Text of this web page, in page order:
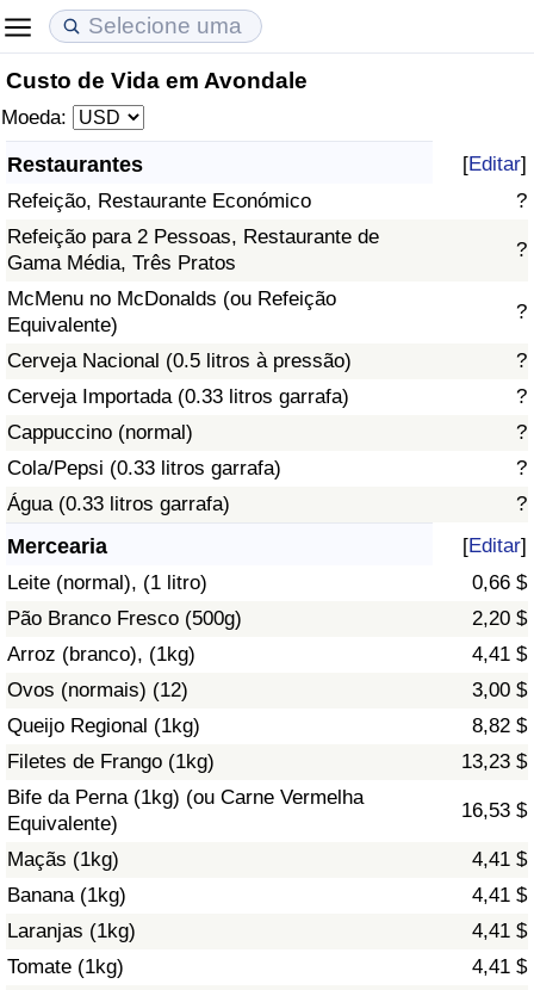
Custo de Vida em Avondale
Moeda:
Restaurantes [Editar]
Refeição, Restaurante Económico
?
Refeição para 2 Pessoas, Restaurante de
Gama Média, Três Pratos
?
McMenu no McDonalds (ou Refeição
Equivalente)
?
Cerveja Nacional (0.5 litros à pressão)
?
Cerveja Importada (0.33 litros garrafa)
?
Cappuccino (normal)
?
Cola/Pepsi (0.33 litros garrafa)
?
Água (0.33 litros garrafa)
?
Mercearia [Editar]
Leite (normal), (1 litro)
0,66 $
Pão Branco Fresco (500g)
2,20 $
Arroz (branco), (1kg)
4,41 $
Ovos (normais) (12)
3,00 $
Queijo Regional (1kg)
8,82 $
Filetes de Frango (1kg)
13,23 $
Bife da Perna (1kg) (ou Carne Vermelha
Equivalente)
16,53 $
Maçãs (1kg)
4,41 $
Banana (1kg)
4,41 $
Laranjas (1kg)
4,41 $
Tomate (1kg)
4,41 $
Custo de Vida
Indicador de Custo de Vida
Indicador de Custo de Vida Por País
em Aqaba
Preços de Imóveis
Indicador de Preços de Imóveis
Indicador de Preços de Imóveis por País
Qualidade de Vida
Indicador de Qualidade de Vida (Atual)
Índice de qualidade de vida por país
Crime
Taxa do Indicador de Crime (Atual)
Indicador de Crime
Índice de criminalidade por país
Saúde
Indicador de Saúde (Atual)
Indicador de Saúde
Indicador de Saúde por País
Poluição
Índice de poluição